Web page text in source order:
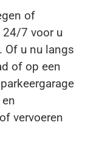
of
24/7 voor u
Of u nu langs
of op een
vervoeren